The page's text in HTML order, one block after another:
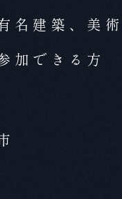
名建築、美
加できる方